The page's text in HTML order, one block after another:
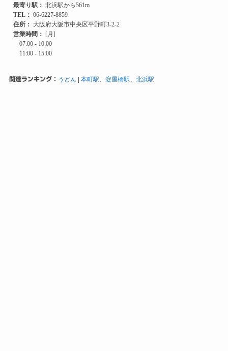
関連ランキング： うどん 本町駅、 淀屋橋駅、 北浜駅